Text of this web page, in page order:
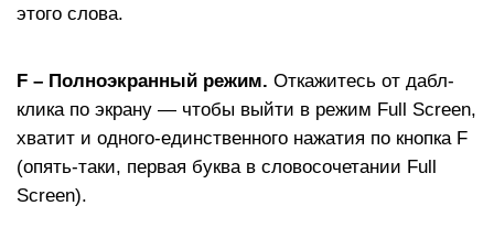
этого слова.
F – Полноэкранный режим. Откажитесь от дабл-
клика по экрану — чтобы выйти в режим Full Screen,
хватит и одного-единственного нажатия по кнопка F
(опять-таки, первая буква в словосочетании Full
Screen).